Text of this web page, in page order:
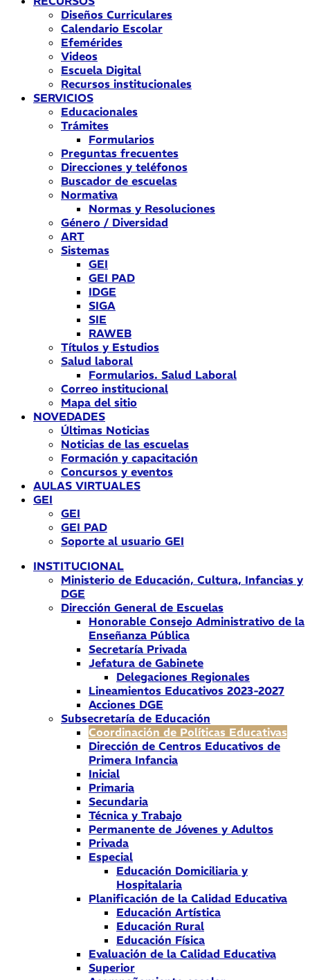
Diseños Curriculares
Calendario Escolar
Efemérides
Videos
Escuela Digital
Recursos institucionales
SERVICIOS
Educacionales
Trámites
Formularios
Preguntas frecuentes
Direcciones y teléfonos
Buscador de escuelas
Normativa
Normas y Resoluciones
Género / Diversidad
ART
Sistemas
GEI
GEI PAD
IDGE
SIGA
SIE
RAWEB
Títulos y Estudios
Salud laboral
Formularios. Salud Laboral
Correo institucional
Mapa del sitio
NOVEDADES
Últimas Noticias
Noticias de las escuelas
Formación y capacitación
Concursos y eventos
AULAS VIRTUALES
GEI
GEI
GEI PAD
Soporte al usuario GEI
INSTITUCIONAL
Ministerio de Educación, Cultura, Infancias y
DGE
Dirección General de Escuelas
Honorable Consejo Administrativo de la
Enseñanza Pública
Secretaría Privada
Jefatura de Gabinete
Delegaciones Regionales
Lineamientos Educativos 2023-2027
Acciones DGE
Subsecretaría de Educación
Coordinación de Políticas Educativas
Dirección de Centros Educativos de
Primera Infancia
Inicial
Primaria
Secundaria
Técnica y Trabajo
Permanente de Jóvenes y Adultos
Privada
Especial
Educación Domiciliaria y
Hospitalaria
Planificación de la Calidad Educativa
Educación Artística
Educación Rural
Educación Física
Evaluación de la Calidad Educativa
Superior